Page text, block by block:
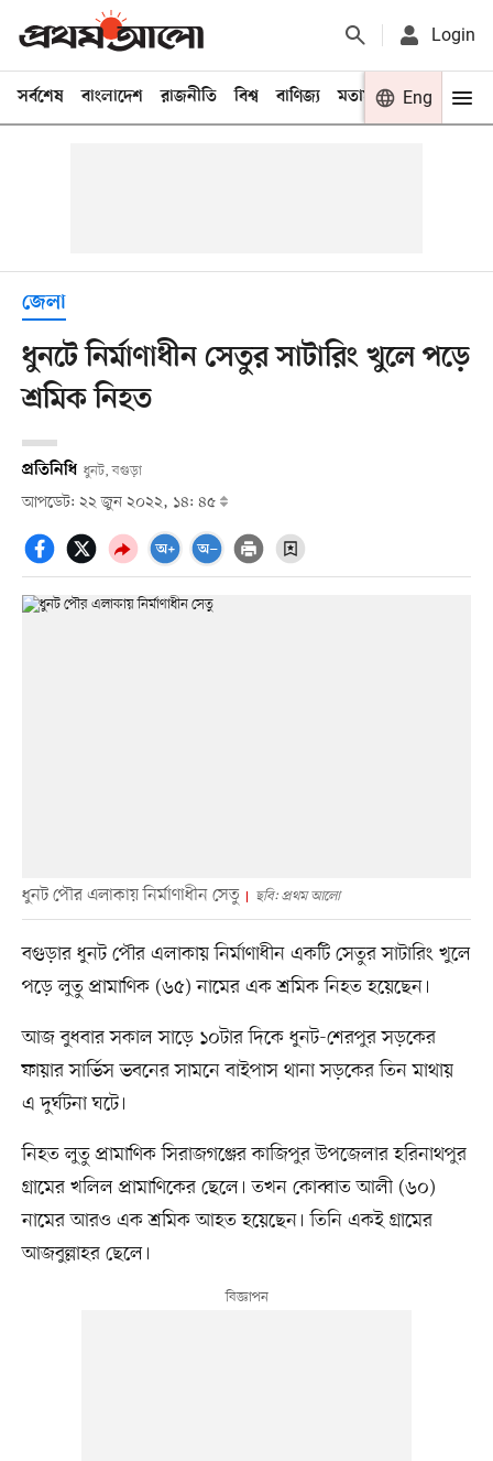
Login
সর্বশেষ বাংলাদেশ রাজনীতি বিশ্ব বাণিজ্য মতামত খেলা
Eng
জেলা
ধুনটে নির্মাণাধীন সেতুর সাটারিং খুলে পড়ে
শ্রমিক নিহত
প্রতিনিধি ধুনট, বগুড়া
আপডেট: ২২ জুন ২০২২, ১৪: ৪৫
ধুনট পৌর এলাকায় নির্মাণাধীন সেতু ছবি: প্রথম আলো
বগুড়ার ধুনট পৌর এলাকায় নির্মাণাধীন একটি সেতুর সাটারিং খুলে
পড়ে লুতু প্রামাণিক (৬৫) নামের এক শ্রমিক নিহত হয়েছেন।
আজ বুধবার সকাল সাড়ে ১০টার দিকে ধুনট-শেরপুর সড়কের
ফায়ার সার্ভিস ভবনের সামনে বাইপাস থানা সড়কের তিন মাথায়
এ দুর্ঘটনা ঘটে।
নিহত লুতু প্রামাণিক সিরাজগঞ্জের কাজিপুর উপজেলার হরিনাথপুর
গ্রামের খলিল প্রামাণিকের ছেলে। তখন কোব্বাত আলী (৬০)
নামের আরও এক শ্রমিক আহত হয়েছেন। তিনি একই গ্রামের
আজবুল্লাহর ছেলে।